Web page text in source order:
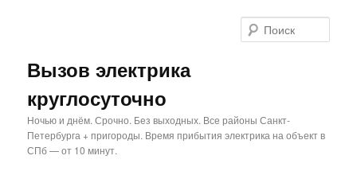
Вызов электрика
круглосуточно
Ночью и днём. Срочно. Без выходных. Все районы Санкт-
Петербурга + пригороды. Время прибытия электрика на объект в
СПб — от 10 минут.